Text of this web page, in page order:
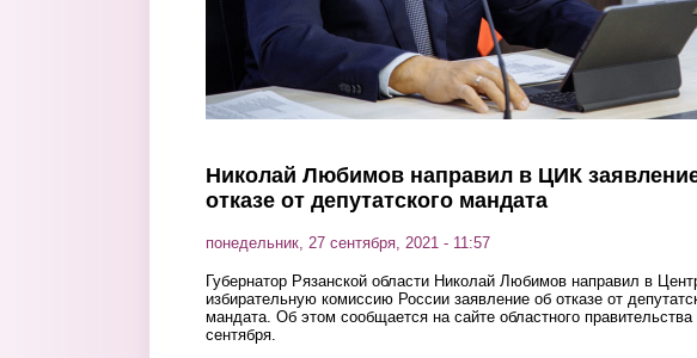
Николай Любимов направил в ЦИК
отказе от депутатского мандата
понедельник, 27 сентября, 2021 - 11:57
Губернатор Рязанской области Николай Любимов направил в
избирательную комиссию России заявление об отказе от
мандата. Об этом сообщается на сайте областного правительства
сентября.